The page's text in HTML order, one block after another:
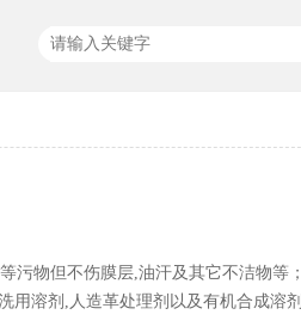
污物但不伤膜层,油汗及其它不洁物等；
用溶剂,人造革处理剂以及有机合成溶剂